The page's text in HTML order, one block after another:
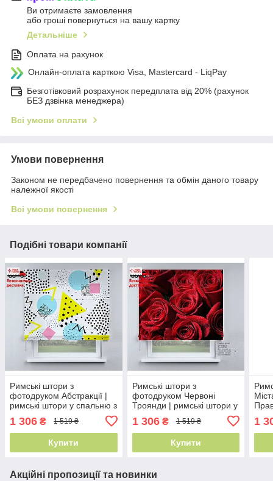
Ви отримаєте замовлення
або гроші повернуться на вашу картку
Детальніше
Оплата на рахунок
Онлайн-оплата карткою Visa, Mastercard - LiqPay
Безготівковий розрахунок передплата від 20% (рахунок
БЕЗ дзвінка менеджера)
Всі умови оплати
Умови повернення
Законом не передбачено повернення та обмін даного товару
належної якості
Всі умови повернення
Подібні товари компанії
Римські штори з
фотодруком Абстракції |
римські штори у спальню з
1 306 ₴ 1 519 ₴
Купити
Римські штори з
фотодруком Червоні
Троянди | римські штори у
1 306₴ 1 519 ₴
Купити
1
Акційні пропозиції та новинки